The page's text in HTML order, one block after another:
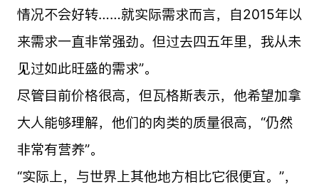
情况不会好转……就实际需求而言，自2015年以
来需求一直非常强劲。但过去四五年里，我从未
见过如此旺盛的需求”。
尽管目前价格很高，但瓦格斯表示，他希望加拿
大人能够理解，他们的肉类的质量很高，“仍然
非常有营养”。
“实际上，与世界上其他地方相比它很便宜。”，